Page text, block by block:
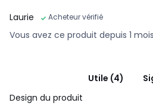
Laurie
Acheteur vérifié
Vous avez ce produit depuis 1 mois
Utile (4)
Design du produit